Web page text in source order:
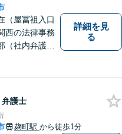
（屋冨祖入口
の法律事務
（社内弁護士
詳細を見
る
弁護士
麹町駅 から徒歩1分